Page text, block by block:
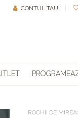
CONTUL TAU
ROCHII DE